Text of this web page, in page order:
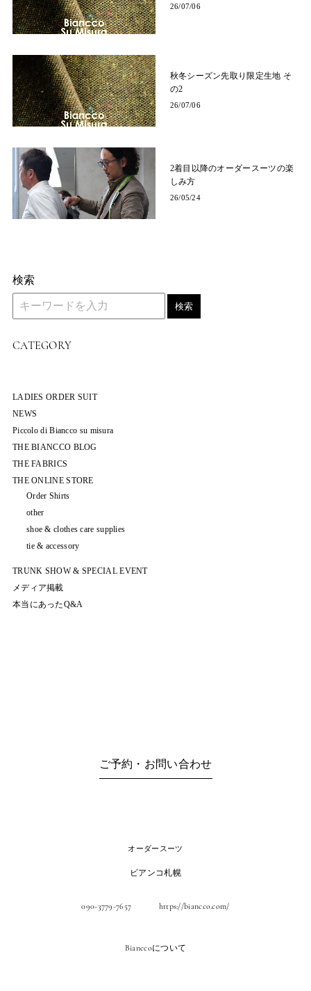
26/07/06
秋冬シーズン先取り限定生地 そ
の2
26/07/06
2着目以降のオーダースーツの楽
しみ方
26/05/24
検索
検索
CATEGORY
LADIES ORDER SUIT
NEWS
Piccolo di Biancco su misura
THE BIANCCO BLOG
THE FABRICS
THE ONLINE STORE
Order Shirts
other
shoe & clothes care supplies
tie & accessory
TRUNK SHOW & SPECIAL EVENT
メディア掲載
本当にあったQ&A
ご予約・お問い合わせ
オーダースーツ
ビアンコ札幌
090-3779-7657 https://biancco.com/
Bianccoについて